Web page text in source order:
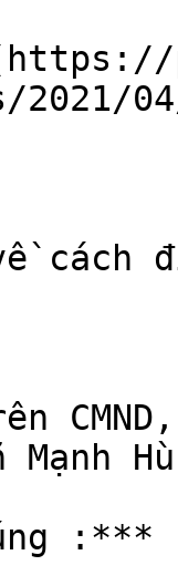
2021/
cách
CMND,
:***